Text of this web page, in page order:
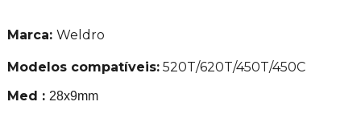
Marca: Weldro
Modelos compatíveis:520T/620T/450T/450C
Med : 28x9mm